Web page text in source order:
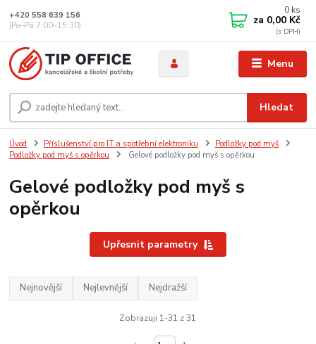
Menu
Hledat
+420 558 639 156
(Po–Pá 7:00–15:30)
0 ks
za 0,00 Kč
Úvod Příslušenství pro IT a spotřební elektroniku
Podložky pod myš
Podložky pod myš s opěrkou
Gelové podložky pod myš s opěrkou
Gelové podložky pod myš s
opěrkou
Upřesnit parametry
Nejnovější Nejlevnější Nejdražší
Zobrazuji 1-31 z 31